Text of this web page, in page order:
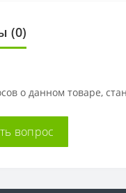
(0)
о данном товаре,
вопрос